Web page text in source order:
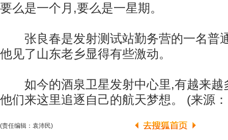
要么是一个月,要么是一星期。
张良春是发射测试站勤务营的一名普
他见了山东老乡显得有些激动。
如今的酒泉卫星发射中心里,有越来越
他们来这里追逐自己的航天梦想。 (来源
(责任编辑：袁沛民)